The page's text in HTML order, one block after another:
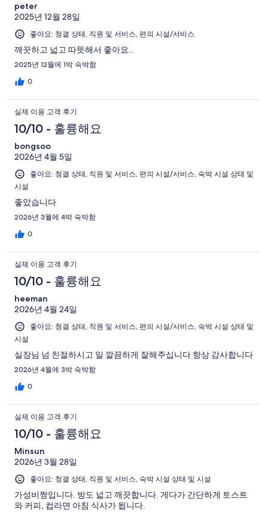
peter
2025년 12월 28일
좋아요: 청결 상태, 직원 및 서비스, 편의 시설/서비스
깨끗하고 넓고 따뜻해서 좋아요..
2025년 12월에 1박 숙박함
0
실제 이용 고객 후기
10/10 - 훌륭해요
bongsoo
2026년 4월 5일
좋아요: 청결 상태, 직원 및 서비스, 편의 시설/서비스, 숙박 시설 상태 및
시설
좋았습니다
2026년 3월에 4박 숙박함
0
실제 이용 고객 후기
10/10 - 훌륭해요
heeman
2026년 4월 24일
좋아요: 청결 상태, 직원 및 서비스, 편의 시설/서비스, 숙박 시설 상태 및
시설
실장님 넘 친절하시고 일 깔끔하게 잘해주십니다 항상 감사합니다
2026년 4월에 3박 숙박함
0
실제 이용 고객 후기
10/10 - 훌륭해요
Minsun
2026년 3월 28일
좋아요: 청결 상태, 직원 및 서비스, 숙박 시설 상태 및 시설
가성비짱입니다. 방도 넓고 깨끗합니다. 게다가 간단하게 토스트
와 커피, 컵라면 아침 식사가 됩니다.